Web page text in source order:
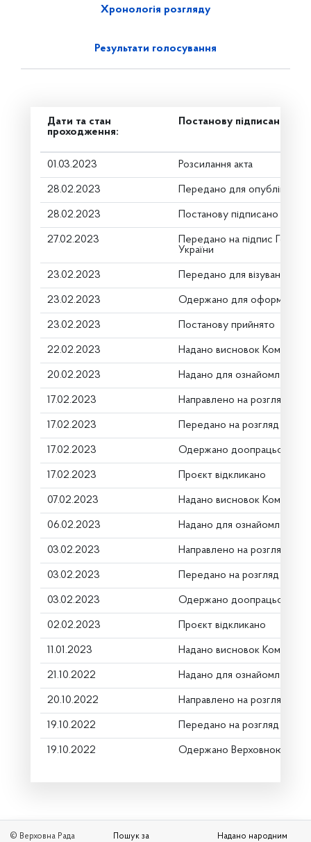
Хронологія розгляду
Результати голосування
Дати та стан
проходження:
Постанову підписано
01.03.2023 Розсилання акта
28.02.2023 Передано для
28.02.2023 Постанову підписано
27.02.2023
Передано на підпис Голові
України
23.02.2023 Передано для візування в
23.02.2023 Одержано для оформлення
23.02.2023 Постанову прийнято
22.02.2023 Надано висновок Комітету
20.02.2023 Надано для ознайомлення
17.02.2023 Направлено на розгляд
17.02.2023 Передано на розгляд
17.02.2023 Одержано доопрацьований
17.02.2023 Проєкт відкликано
07.02.2023 Надано висновок Комітету
06.02.2023 Надано для ознайомлення
03.02.2023 Направлено на розгляд
03.02.2023 Передано на розгляд
03.02.2023 Одержано доопрацьований
02.02.2023 Проєкт відкликано
11.01.2023 Надано висновок Комітету
21.10.2022 Надано для ознайомлення
20.10.2022 Направлено на розгляд
19.10.2022 Передано на розгляд
19.10.2022 Одержано Верховною
© Верховна Рада Пошук за Надано народним